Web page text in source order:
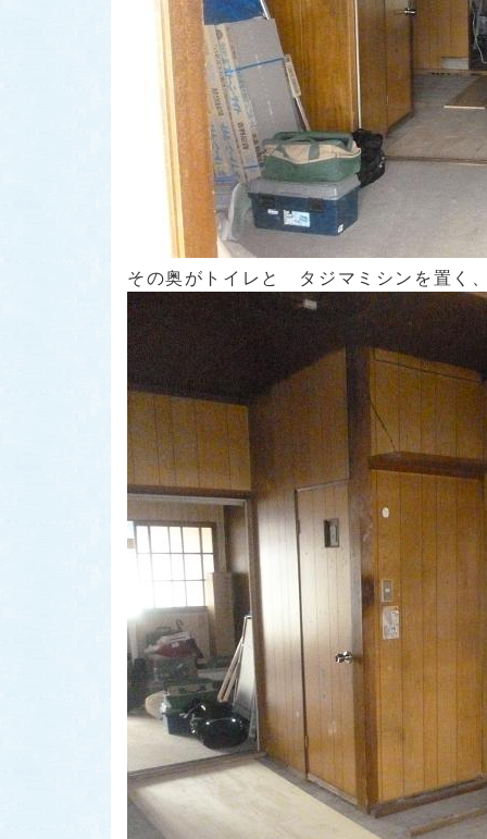
その奥がトイレと タジマミシンを置く